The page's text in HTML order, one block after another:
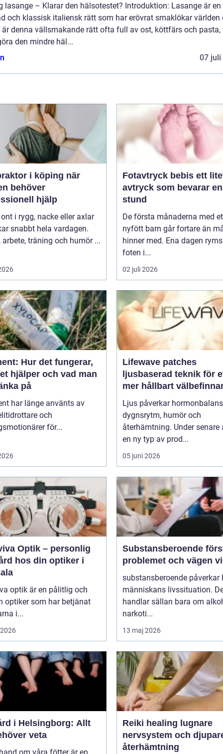
lasange – Klarar den hälsotestet? Introduktion: Lasange är en
och klassisk italiensk rätt som har erövrat smaklökar världen
är denna vällsmakande rätt ofta full av ost, köttfärs och pasta,
den mindre häl...
07 juli
i köping när
behöver
hjälp
i rygg, nacke eller axlar
snabbt hela vardagen.
arbete, träning och humör ...
Fotavtryck bebis ett litet
avtryck som bevarar
stund
De första månaderna med
nyfött barn går fortare än
hinner med. Ena dagen
foten i...
02 juli 2026
Hur det fungerar,
hjälper och vad man
på
har länge använts av
och
för...
Lifewave patches
ljusbaserad teknik för
mer hållbart
Ljus påverkar
dygnsrytm, humör och
återhämtning. Under senare
en ny typ av prod...
05 juni 2026
Optik – personlig
hos din optiker i
optik är en pålitlig och
optiker som har betjänat
i...
Substansberoende förstå
problemet och vägen
substansberoende påverkar
människans livssituation.
handlar sällan bara om
narkoti...
13 maj 2026
i Helsingborg: Allt
veta
Reiki healing lugnare
nervsystem och
återhämtning